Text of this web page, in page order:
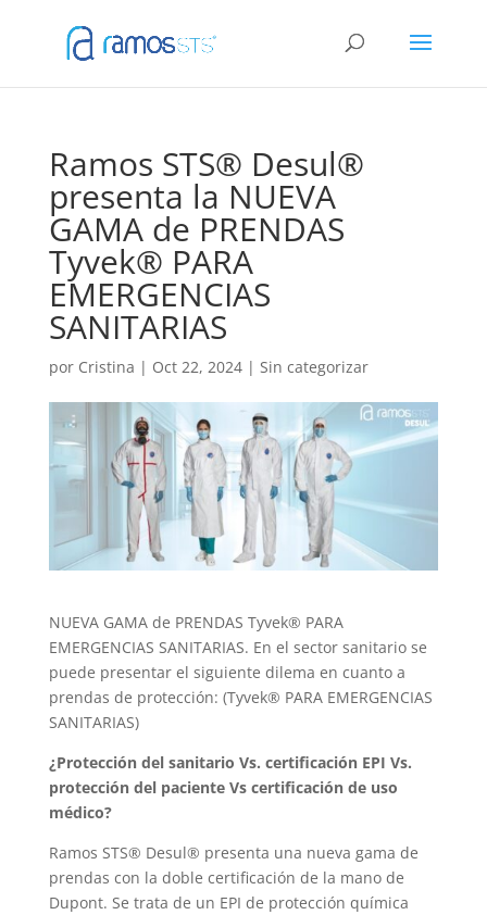
Ramos STS® Desul®
presenta la NUEVA
GAMA de PRENDAS
Tyvek® PARA
EMERGENCIAS
SANITARIAS
por Cristina | Oct 22, 2024| Sin categorizar
NUEVA GAMA de PRENDAS Tyvek® PARA
EMERGENCIAS SANITARIAS. En el sector sanitario se
puede presentar el siguiente dilema en cuanto a
prendas de protección: (Tyvek® PARA EMERGENCIAS
SANITARIAS)
¿Protección del sanitario Vs. certificación EPI Vs.
protección del paciente Vs certificación de uso
médico?
Ramos STS® Desul® presenta una nueva gama de
prendas con la doble certificación de la mano de
Dupont. Se trata de un EPI de protección química